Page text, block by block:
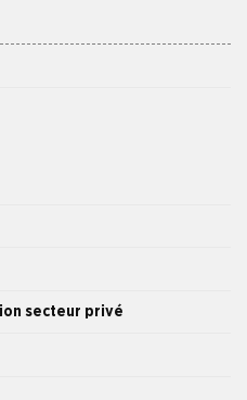
secteur privé